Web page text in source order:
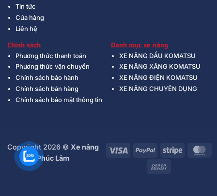
Tin tức
Cửa hàng
Liên hệ
Chính sách
Phương thức thanh toán
Phương thức vận chuyển
Chính sách bảo hành
Chính sách bán hàng
Chính sách bảo mật thông tin
Danh mục xe nâng
XE NÂNG DẦU KOMATSU
XE NÂNG XĂNG KOMATSU
XE NÂNG ĐIỆN KOMATSU
XE NÂNG CHUYÊN DỤNG
Visa PayPal Stripe
Copyright 2026 © Xe nâng
Phúc Lâm